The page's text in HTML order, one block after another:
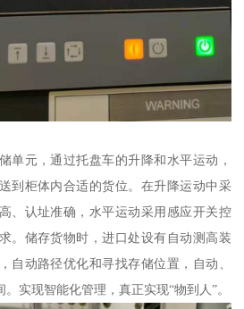
单元，通过托盘车的升降和水平运动，
到柜体内合适的货位。在升降运动中采
、认址准确，水平运动采用感应开关控
。储存货物时，进口处设有自动测高装
自动路径优化和寻找存储位置，自动、
实现智能化管理，真正实现“物到人”。